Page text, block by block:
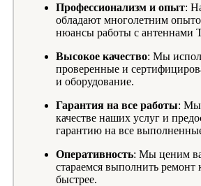
Профессионализм и опыт:
обладают многолетним
нюансы работы с антеннами
Высокое качество: Мы
проверенные и
и оборудование.
Гарантия на все работы: Мы
качестве наших услуг и
гарантию на все
Оперативность: Мы ценим
стараемся выполнить ремонт
быстрее.